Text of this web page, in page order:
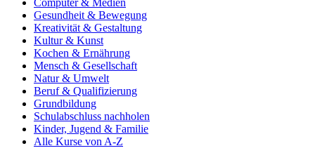
Gesundheit & Bewegung
Kreativität & Gestaltung
Kultur & Kunst
Kochen & Ernährung
Mensch & Gesellschaft
Natur & Umwelt
Beruf & Qualifizierung
Grundbildung
Schulabschluss nachholen
Kinder, Jugend & Familie
Alle Kurse von A-Z